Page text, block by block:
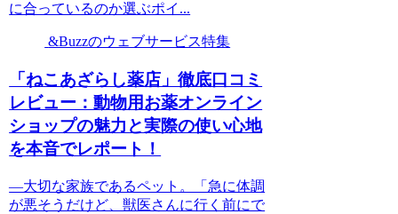
に合っているのか選ぶポイ...
&Buzzのウェブサービス特集
「ねこあざらし薬店」徹底口コミ
レビュー：動物用お薬オンライン
ショップの魅力と実際の使い心地
を本音でレポート！
―大切な家族であるペット。「急に体調
が悪そうだけど、獣医さんに行く前にで